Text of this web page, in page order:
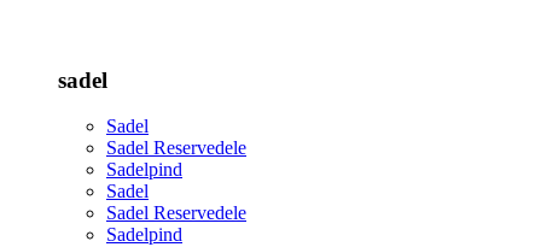
sadel
Sadel
Sadel Reservedele
Sadelpind
Sadel
Sadel Reservedele
Sadelpind